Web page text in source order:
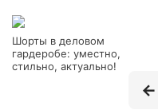
Шорты в деловом
гардеробе: уместно,
стильно, актуально!